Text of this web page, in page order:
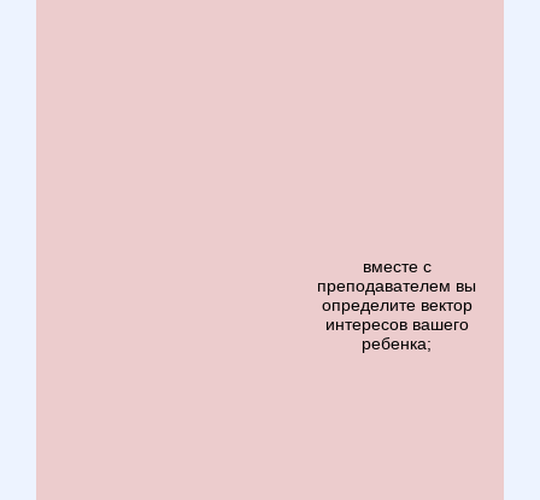
вместе с
преподавателем вы
определите вектор
интересов вашего
ребенка;